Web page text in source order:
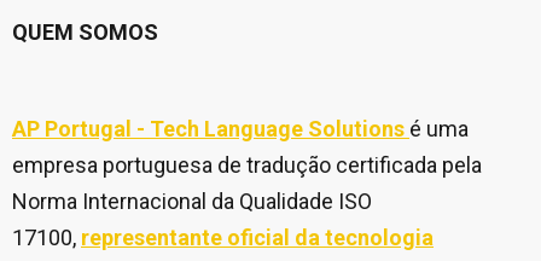
QUEM SOMOS
AP Portugal - Tech Language Solutions é uma
empresa portuguesa de tradução certificada pela
Norma Internacional da Qualidade ISO
17100, representante oficial da tecnologia